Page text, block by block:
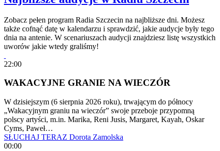
Zobacz pełen program Radia Szczecin na najbliższe dni. Możesz
także cofnąć datę w kalendarzu i sprawdzić, jakie audycje były tego
dnia na antenie. W scenariuszach audycji znajdziesz listę wszystkich
uworów jakie wtedy graliśmy!
22:00
WAKACYJNE GRANIE NA WIECZÓR
W dzisiejszym (6 sierpnia 2026 roku), trwającym do północy
„Wakacyjnym graniu na wieczór” swoje przeboje przypomną
polscy artyści, m.in. Marika, Reni Jusis, Margaret, Kayah, Oskar
Cyms, Paweł…
SŁUCHAJ TERAZ Dorota Zamolska
00:00